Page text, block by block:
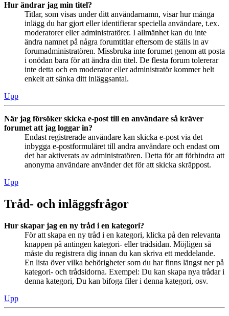
Hur ändrar jag min titel?
Titlar, som visas under ditt användarnamn, visar hur många
inlägg du har gjort eller identifierar speciella användare, t.ex.
moderatorer eller administratörer. I allmänhet kan du inte
ändra namnet på några forumtitlar eftersom de ställs in av
forumadministratören. Missbruka inte forumet genom att posta
i onödan bara för att ändra din titel. De flesta forum tolererar
inte detta och en moderator eller administratör kommer helt
enkelt att sänka ditt inläggsantal.
Upp
När jag försöker skicka e-post till en användare så kräver
forumet att jag loggar in?
Endast registrerade användare kan skicka e-post via det
inbygga e-postformuläret till andra användare och endast om
det har aktiverats av administratören. Detta för att förhindra att
anonyma användare använder det för att skicka skräppost.
Upp
Tråd- och inläggsfrågor
Hur skapar jag en ny tråd i en kategori?
För att skapa en ny tråd i en kategori, klicka på den relevanta
knappen på antingen kategori- eller trådsidan. Möjligen så
måste du registrera dig innan du kan skriva ett meddelande.
En lista över vilka behörigheter som du har finns längst ner på
kategori- och trådsidorna. Exempel: Du kan skapa nya trådar i
denna kategori, Du kan bifoga filer i denna kategori, osv.
Upp